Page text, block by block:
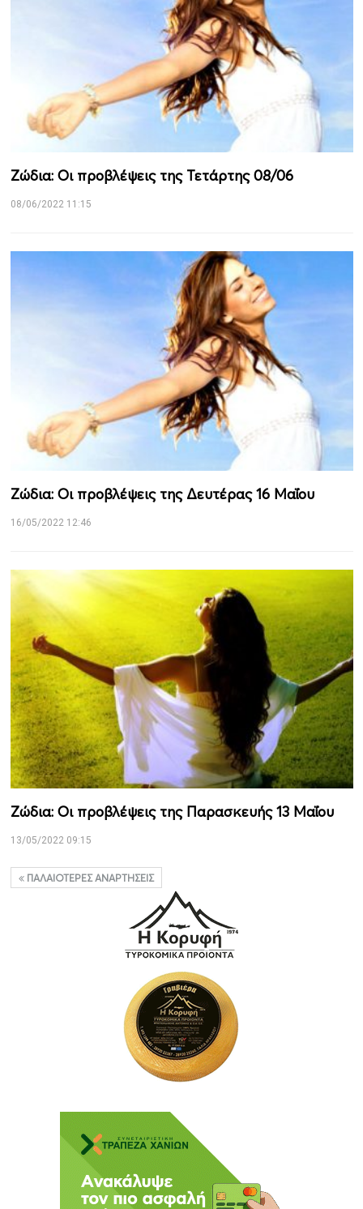
Ζώδια: Οι προβλέψεις της Τετάρτης 08/06
08/06/2022 11:15
Ζώδια: Οι προβλέψεις της Δευτέρας 16 Μαΐου
16/05/2022 12:46
Ζώδια: Οι προβλέψεις της Παρασκευής 13 Μαΐου
13/05/2022 09:15
ΠΑΛΑΙΌΤΕΡΕΣ ΑΝΑΡΤΉΣΕΙΣ